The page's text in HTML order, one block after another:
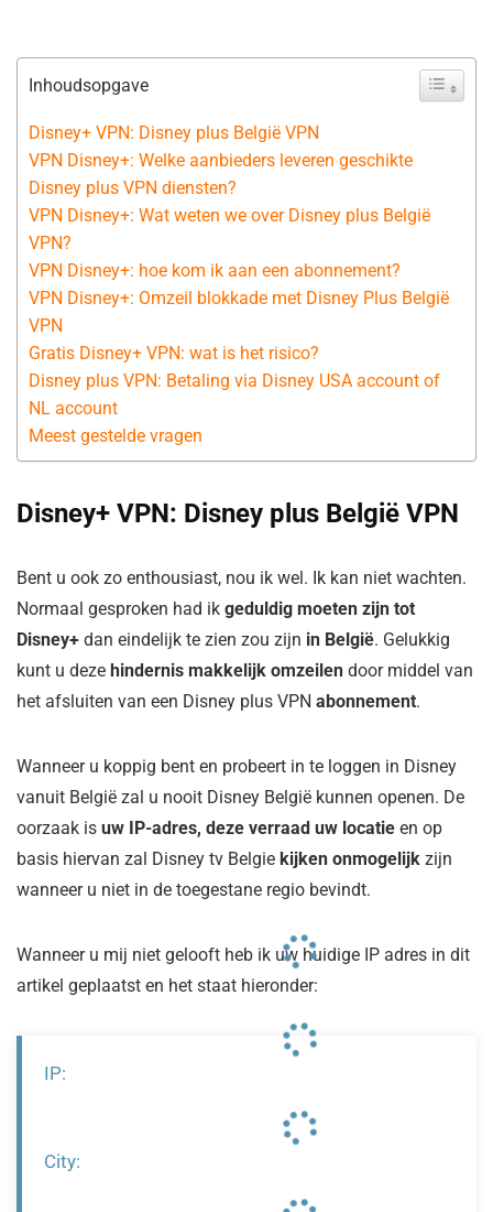
Inhoudsopgave
Disney+ VPN: Disney plus België VPN
VPN Disney+: Welke aanbieders leveren geschikte
Disney plus VPN diensten?
VPN Disney+: Wat weten we over Disney plus België
VPN?
VPN Disney+: hoe kom ik aan een abonnement?
VPN Disney+: Omzeil blokkade met Disney Plus België
VPN
Gratis Disney+ VPN: wat is het risico?
Disney plus VPN: Betaling via Disney USA account of
NL account
Meest gestelde vragen
Disney+ VPN: Disney plus België VPN
Bent u ook zo enthousiast, nou ik wel. Ik kan niet wachten.
Normaal gesproken had ik geduldig moeten zijn tot
Disney+ dan eindelijk te zien zou zijn in België. Gelukkig
kunt u deze hindernis makkelijk omzeilen door middel van
het afsluiten van een Disney plus VPN abonnement.
Wanneer u koppig bent en probeert in te loggen in Disney
vanuit België zal u nooit Disney België kunnen openen. De
oorzaak is uw IP-adres, deze verraad uw locatie en op
basis hiervan zal Disney tv Belgie kijken onmogelijk zijn
wanneer u niet in de toegestane regio bevindt.
Wanneer u mij niet gelooft heb ik uw huidige IP adres in dit
artikel geplaatst en het staat hieronder:
IP:
City: